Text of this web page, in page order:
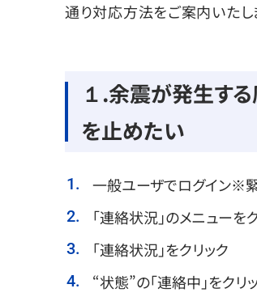
通り対応方法をご案内いたし
１.余震が発生す
を止めたい
一般ユーザでログイン※
「連絡状況」のメニューを
「連絡状況」をクリック
“状態”の「連絡中」をクリ